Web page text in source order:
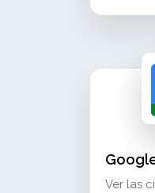
google
calendar
Ver las